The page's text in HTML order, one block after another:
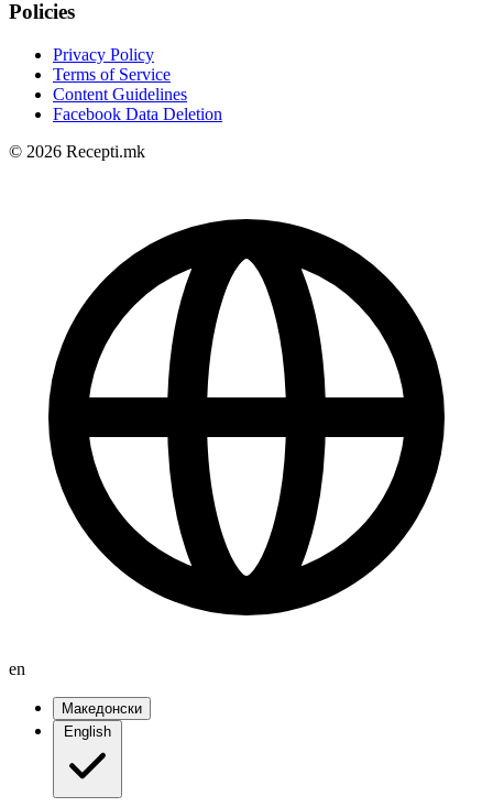
Policies
Privacy Policy
Terms of Service
Content Guidelines
Facebook Data Deletion
© 2026 Recepti.mk
en
Македонски